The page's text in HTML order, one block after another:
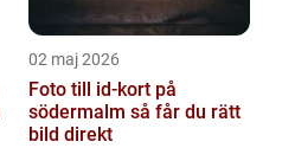
02 maj 2026
Foto till id-kort på
södermalm så får du rätt
bild direkt